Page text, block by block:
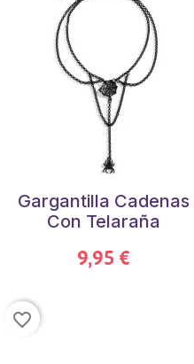
Gargantilla Cadenas
Con Telaraña
9,95 €
favorite_border